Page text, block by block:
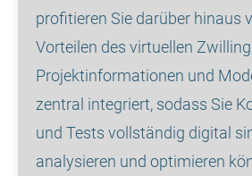
profitieren Sie darüber hinaus
Vorteilen des virtuellen
Projektinformationen und
zentral integriert, sodass Sie
und Tests vollständig digital
analysieren und optimieren